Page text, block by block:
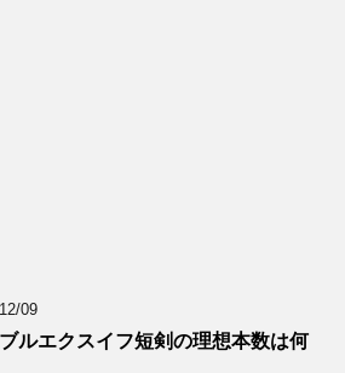
09
ルエクスイフ短剣の理想本数は何